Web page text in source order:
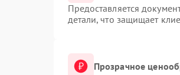
Предоставляется
детали, что защищает
Прозрачное